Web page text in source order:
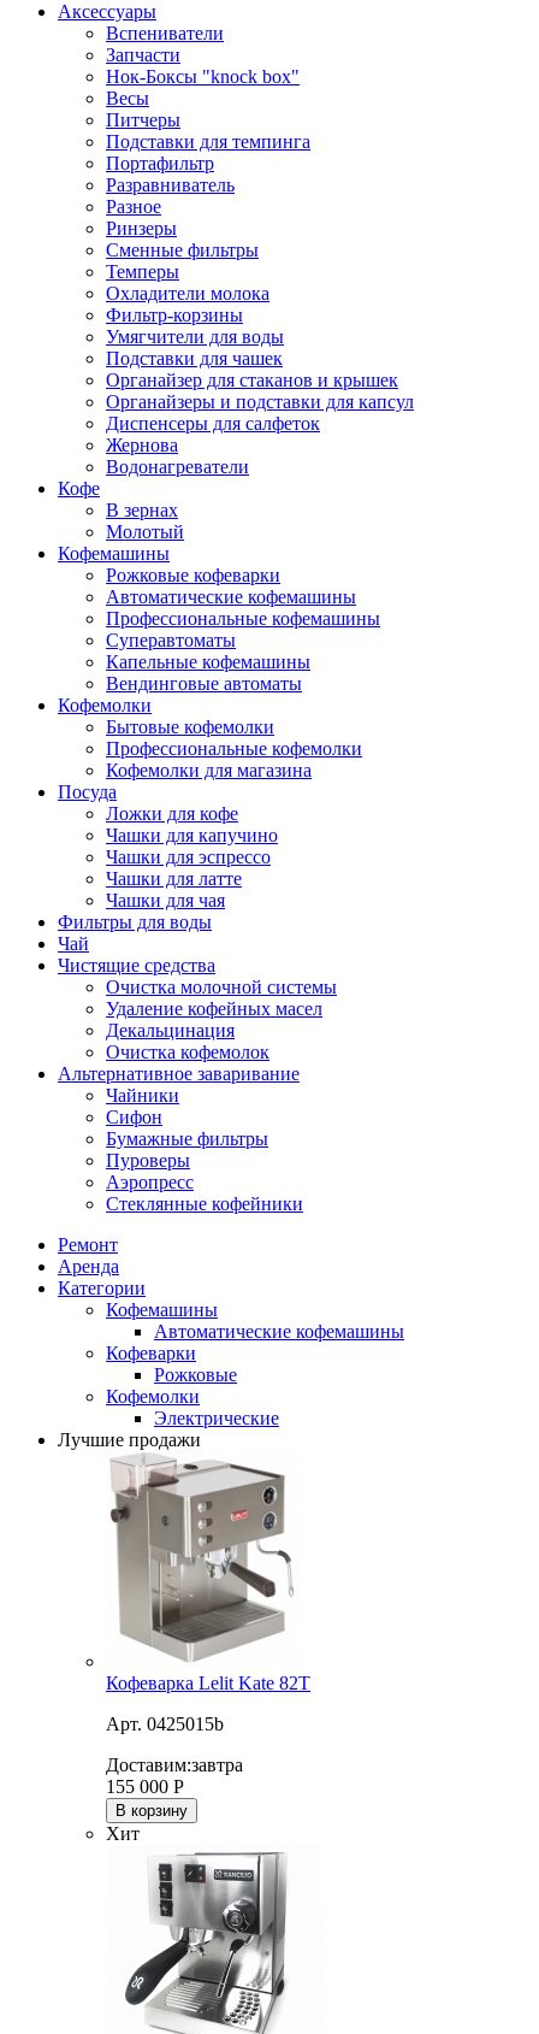
Аксессуары
Вспениватели
Запчасти
Нок-Боксы "knock box"
Весы
Питчеры
Подставки для темпинга
Портафильтр
Разравниватель
Разное
Ринзеры
Сменные фильтры
Темперы
Охладители молока
Фильтр-корзины
Умягчители для воды
Подставки для чашек
Органайзер для стаканов и крышек
Органайзеры и подставки для капсул
Диспенсеры для салфеток
Жернова
Водонагреватели
Кофе
В зернах
Молотый
Кофемашины
Рожковые кофеварки
Автоматические кофемашины
Профессиональные кофемашины
Суперавтоматы
Капельные кофемашины
Вендинговые автоматы
Кофемолки
Бытовые кофемолки
Профессиональные кофемолки
Кофемолки для магазина
Посуда
Ложки для кофе
Чашки для капучино
Чашки для эспрессо
Чашки для латте
Чашки для чая
Фильтры для воды
Чай
Чистящие средства
Очистка молочной системы
Удаление кофейных масел
Декальцинация
Очистка кофемолок
Альтернативное заваривание
Чайники
Сифон
Бумажные фильтры
Пуроверы
Аэропресс
Стеклянные кофейники
Ремонт
Аренда
Категории
Кофемашины
Автоматические кофемашины
Кофеварки
Рожковые
Кофемолки
Электрические
Лучшие продажи
Кофеварка Lelit Kate 82T
Арт. 0425015b
Доставим:завтра
155 000 Р
В корзину
Хит